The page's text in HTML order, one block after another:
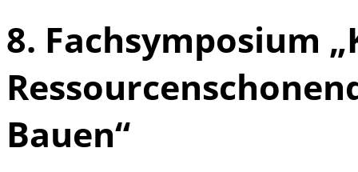
8. Fachsymposium
Bauen“